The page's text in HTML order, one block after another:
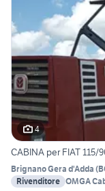
4
CABINA per FIAT 115/
Brignano Gera d'Adda (
Rivenditore OMGA